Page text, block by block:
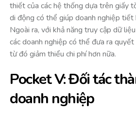
thiết của các hệ thống dựa trên giấy
di động có thể giúp doanh nghiệp tiết
Ngoài ra, với khả năng truy cập dữ
các doanh nghiệp có thể đưa ra
từ đó giảm thiểu chi phí hơn nữa.
Pocket V: Đối tác
doanh nghiệp